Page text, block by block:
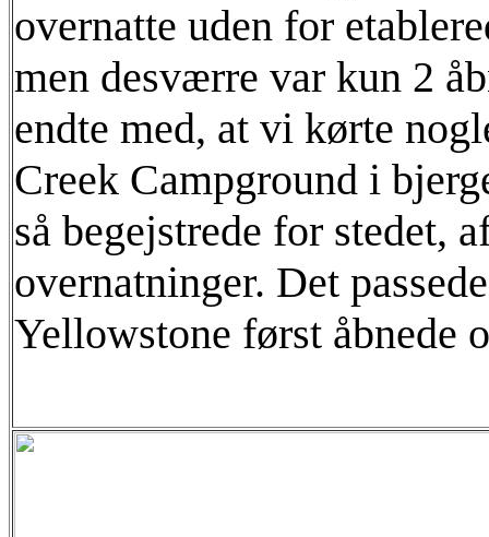
overnatte uden for
men desværre var kun 2
endte med, at vi kørte
Creek Campground i
så begejstrede for stedet,
overnatninger. Det
Yellowstone først åbnede